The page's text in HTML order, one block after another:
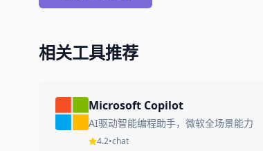
相关工具推荐
Microsoft Copilot
AI驱动智能编程助手，微软全场景能力
4.2•chat